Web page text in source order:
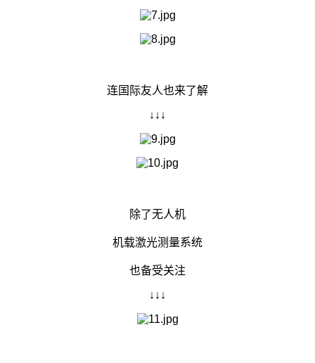
连国际友人也来了解
↓↓↓
除了无人机
机载激光测量系统
也备受关注
↓↓↓